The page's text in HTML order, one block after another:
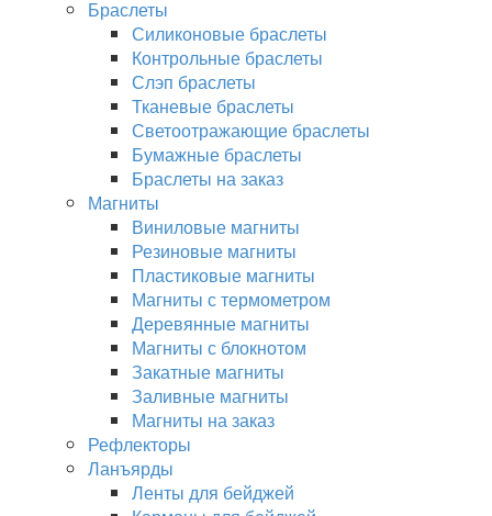
Браслеты
Силиконовые браслеты
Контрольные браслеты
Слэп браслеты
Тканевые браслеты
Светоотражающие браслеты
Бумажные браслеты
Браслеты на заказ
Магниты
Виниловые магниты
Резиновые магниты
Пластиковые магниты
Магниты с термометром
Деревянные магниты
Магниты с блокнотом
Закатные магниты
Заливные магниты
Магниты на заказ
Рефлекторы
Ланъярды
Ленты для бейджей